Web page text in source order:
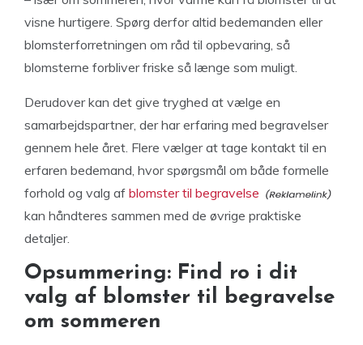
visne hurtigere. Spørg derfor altid bedemanden eller
blomsterforretningen om råd til opbevaring, så
blomsterne forbliver friske så længe som muligt.
Derudover kan det give tryghed at vælge en
samarbejdspartner, der har erfaring med begravelser
gennem hele året. Flere vælger at tage kontakt til en
erfaren bedemand, hvor spørgsmål om både formelle
forhold og valg af blomster til begravelse
kan håndteres sammen med de øvrige praktiske
detaljer.
Opsummering: Find ro i dit
valg af blomster til begravelse
om sommeren